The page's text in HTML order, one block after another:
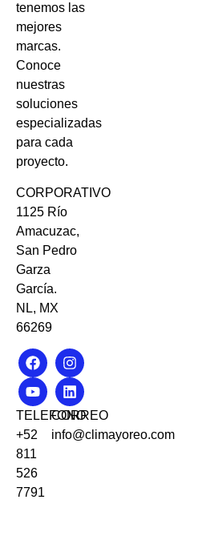
tenemos las
mejores
marcas.
Conoce
nuestras
soluciones
especializadas
para cada
proyecto.
CORPORATIVO
1125 Río
Amacuzac,
San Pedro
Garza
García.
NL, MX
66269
TELEFONO
+52
811
526
7791
CORREO
info@climayoreo.com